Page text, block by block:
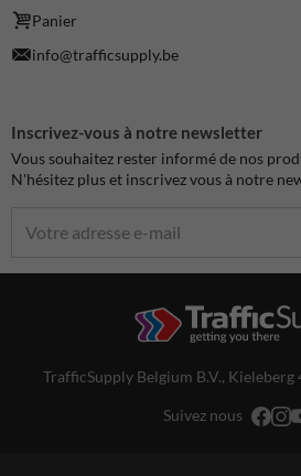
Panier
info@trafficsupply.be
Inscrivez-vous à notre newsletter
Vous souhaitez rester informé de nos
N'hésitez plus et inscrivez vous à notre
TrafficSupply Belgium B.V., Kieleberg
Suivez nous